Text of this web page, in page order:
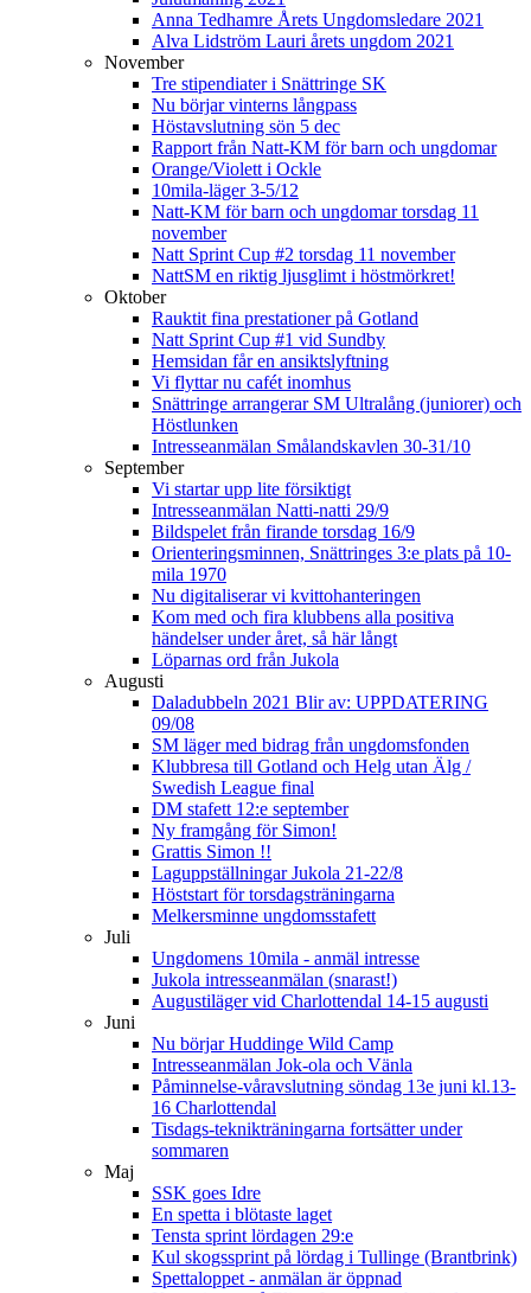
Anna Tedhamre Årets Ungdomsledare 2021
Alva Lidström Lauri årets ungdom 2021
November
Tre stipendiater i Snättringe SK
Nu börjar vinterns långpass
Höstavslutning sön 5 dec
Rapport från Natt-KM för barn och ungdomar
Orange/Violett i Ockle
10mila-läger 3-5/12
Natt-KM för barn och ungdomar torsdag 11
november
Natt Sprint Cup #2 torsdag 11 november
NattSM en riktig ljusglimt i höstmörkret!
Oktober
Rauktit fina prestationer på Gotland
Natt Sprint Cup #1 vid Sundby
Hemsidan får en ansiktslyftning
Vi flyttar nu cafét inomhus
Snättringe arrangerar SM Ultralång (juniorer) och
Höstlunken
Intresseanmälan Smålandskavlen 30-31/10
September
Vi startar upp lite försiktigt
Intresseanmälan Natti-natti 29/9
Bildspelet från firande torsdag 16/9
Orienteringsminnen, Snättringes 3:e plats på 10-
mila 1970
Nu digitaliserar vi kvittohanteringen
Kom med och fira klubbens alla positiva
händelser under året, så här långt
Löparnas ord från Jukola
Augusti
Daladubbeln 2021 Blir av: UPPDATERING
09/08
SM läger med bidrag från ungdomsfonden
Klubbresa till Gotland och Helg utan Älg /
Swedish League final
DM stafett 12:e september
Ny framgång för Simon!
Grattis Simon !!
Laguppställningar Jukola 21-22/8
Höststart för torsdagsträningarna
Melkersminne ungdomsstafett
Juli
Ungdomens 10mila - anmäl intresse
Jukola intresseanmälan (snarast!)
Augustiläger vid Charlottendal 14-15 augusti
Juni
Nu börjar Huddinge Wild Camp
Intresseanmälan Jok-ola och Vänla
Påminnelse-våravslutning söndag 13e juni kl.13-
16 Charlottendal
Tisdags-teknikträningarna fortsätter under
sommaren
Maj
SSK goes Idre
En spetta i blötaste laget
Tensta sprint lördagen 29:e
Kul skogssprint på lördag i Tullinge (Brantbrink)
Spettaloppet - anmälan är öppnad